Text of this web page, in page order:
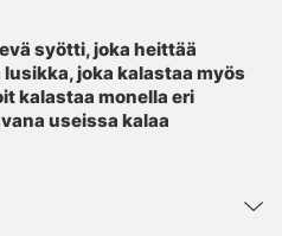
syötti, joka heittää
joka kalastaa myös
kalastaa monella eri
useissa kalaa